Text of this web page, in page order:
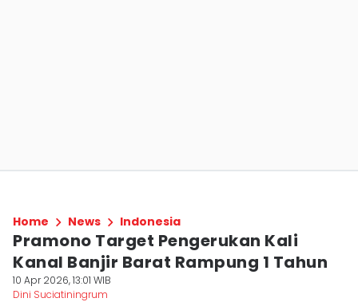
Home News Indonesia
Pramono Target Pengerukan Kali
Kanal Banjir Barat Rampung 1 Tahun
10 Apr 2026, 13:01 WIB
Dini Suciatiningrum